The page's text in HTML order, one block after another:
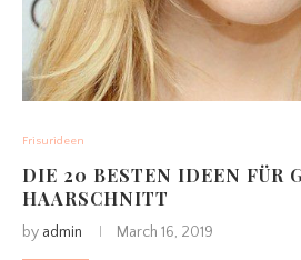
Frisurideen
DIE 20 BESTEN IDEEN FÜR
HAARSCHNITT
by admin March 16, 2019